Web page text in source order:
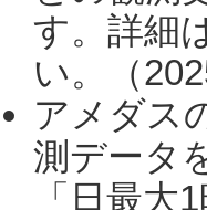
す。詳細
い。（
アメダス
測データ
「日最